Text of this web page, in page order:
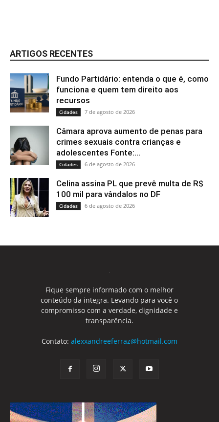
ARTIGOS RECENTES
Fundo Partidário: entenda o que é, como
funciona e quem tem direito aos
recursos
Cidades 7 de agosto de 2026
Câmara aprova aumento de penas para
crimes sexuais contra crianças e
adolescentes Fonte:...
Cidades 6 de agosto de 2026
Celina assina PL que prevê multa de R$
100 mil para vândalos no DF
Cidades 6 de agosto de 2026
Fique sempre informado com o melhor
conteúdo da integra. Levando para você o
compromisso com a verdade, dignidade e
transparência.
Contato: alexxandreeferraz@hotmail.com